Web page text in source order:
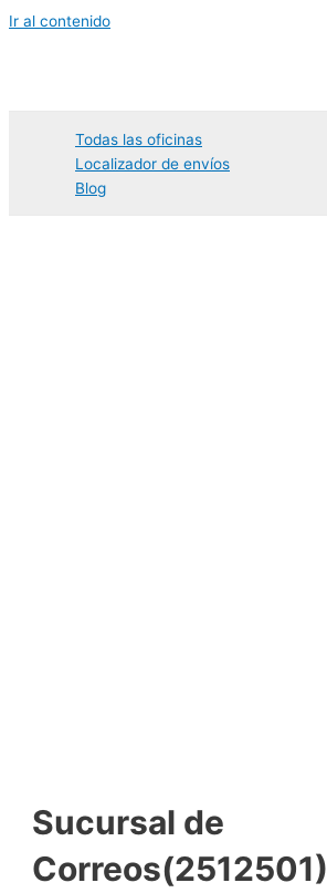
Ir al contenido
Todas las oficinas
Localizador de envíos
Blog
Sucursal de
Correos(2512501)